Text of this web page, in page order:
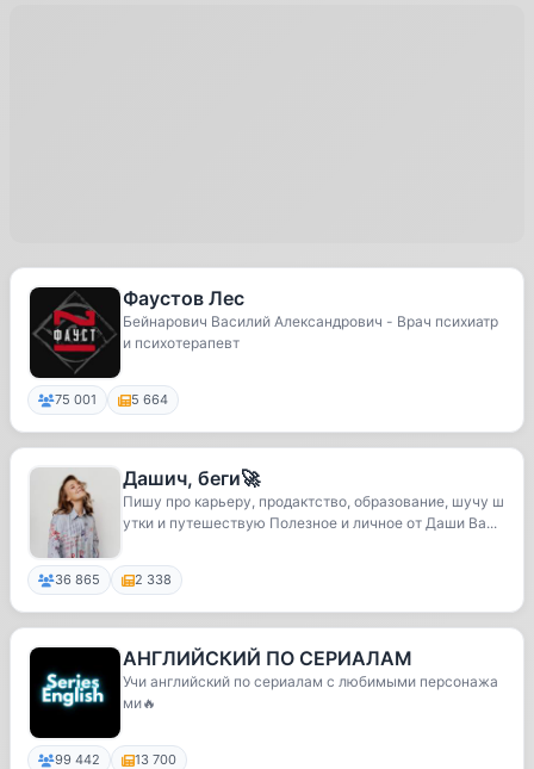
Фаустов Лес
Бейнарович Василий Александрович - Врач психиатр
и психотерапевт
75 001 5 664
Дашич, беги🚀
Пишу про карьеру, продактство, образование, шучу ш
утки и путешествую Полезное и личное от Даши Ва...
36 865 2 338
АНГЛИЙСКИЙ ПО СЕРИАЛАМ
Учи английский по сериалам с любимыми персонажа
ми🔥
99 442 13 700